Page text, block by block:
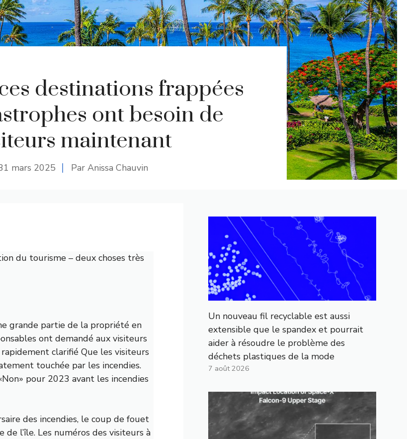
destinations frappées
ont besoin de
maintenant
mars 2025 Par Anissa Chauvin
du tourisme – deux choses très
grande partie de la propriété en
ont demandé aux visiteurs
clarifié Que les visiteurs
touchée par les incendies.
pour 2023 avant les incendies
des incendies, le coup de fouet
l’île. Les numéros des visiteurs à
Un nouveau fil recyclable est aussi
extensible que le spandex et pourrait
aider à résoudre le problème des
déchets plastiques de la mode
7 août 2026